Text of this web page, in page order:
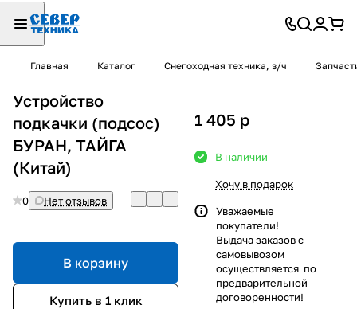
Главная Каталог Снегоходная техника, з/ч
Устройство
подкачки (подсос)
БУРАН, ТАЙГА
(Китай)
0 Нет отзывов
В корзину
Купить в 1 клик
1 405 p
В наличии
Хочу в подарок
Уважаемые
покупатели!
Выдача заказов с
самовывозом
осуществляется по
предварительной
договоренности!